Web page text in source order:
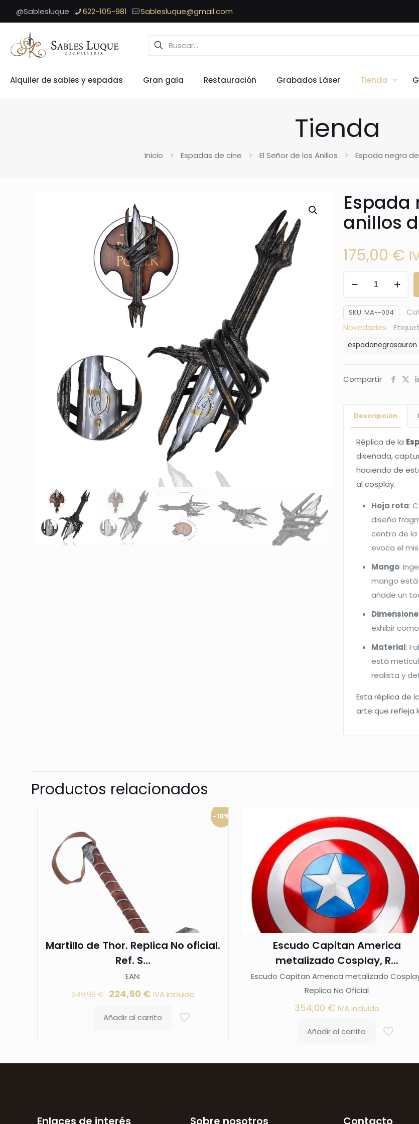
@Sablesluque 622-105-981 Sablesluque@gmail.com
Alquiler de sables y espadas Gran gala Restauración Grabados Láser Tienda
Tienda
Inicio Espadas de cine El Señor de los Anillos Espada negra
Espada
anillos
175,00 €
de
Sauron
Los
de
SKU: MA--004
Novedades
espadanegrasauron
Compartir
Descripción
Réplica de la
diseñada,
haciendo de
al cosplay.
Hoja rota:
diseño
centro de
evoca el
Mango:
mango
añade un
exhibir
Material:
está
realista y
Esta réplica de la
arte que refleja
Productos relacionados
-10%
Martillo de Thor. Replica No oficial.
Ref. S...
EAN:
249,99€ El
original
224,50 €El
actual
IVA incluido
Añadir al carrito
Escudo Capitan America
metalizado Cosplay, R...
Escudo Capitan America metalizado
Replica No Oficial
354,00 € IVA incluido
Añadir al carrito
Enlaces de interés Sobre nosotros Contacto